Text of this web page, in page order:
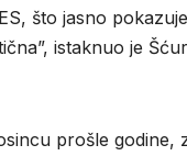
što jasno
istaknuo je
prošle godine,